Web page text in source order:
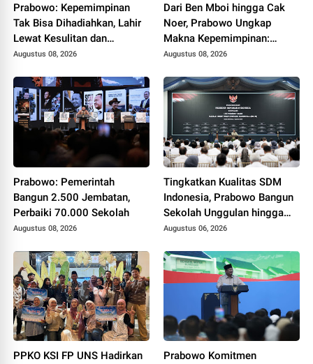
Prabowo: Kepemimpinan
Tak Bisa Dihadiahkan, Lahir
Lewat Kesulitan dan
Keberanian
Augustus 08, 2026
Dari Ben Mboi hingga Cak
Noer, Prabowo Ungkap
Makna Kepemimpinan:
Bekerja, Cintai Rakyat &
Augustus 08, 2026
Prabowo: Pemerintah
Bangun 2.500 Jembatan,
Perbaiki 70.000 Sekolah
Augustus 08, 2026
Tingkatkan Kualitas SDM
Indonesia, Prabowo Bangun
Sekolah Unggulan hingga
Undang Universitas Terbaik
Augustus 06, 2026
PPKO KSI FP UNS Hadirkan
Prabowo Komitmen